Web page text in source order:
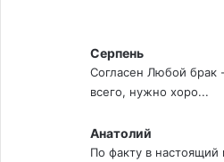
Серпень
Согласен Любой брак
всего, нужно хоро...
Анатолий
По факту в